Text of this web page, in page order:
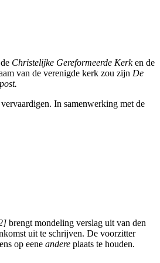
Christelijke Gereformeerde Kerken de
van de verenigde kerk zou zijn De
In samenwerking met de
brengt mondeling verslag uit van den
uit te schrijven. De voorzitter
op eene andere plaats te houden.